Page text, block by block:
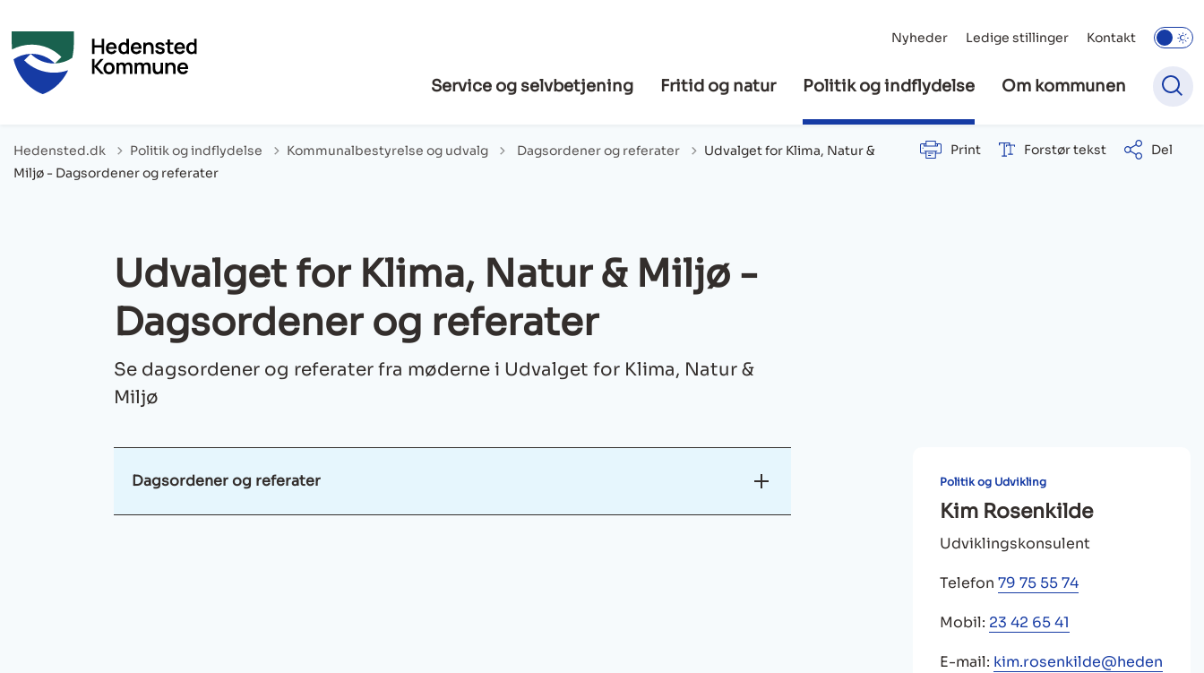
Nyheder Ledige stillinger Kontakt
Service og selvbetjening Fritid og natur Politik og indflydelse Om kommunen
Hedensted.dk Politik og indflydelse Kommunalbestyrelse og udvalg Tilbage til
Dagsordener og referater
Udvalget for Klima, Natur &
Miljø - Dagsordener og referater
Print Forstør tekst Del
Udvalget for Klima, Natur & Miljø -
Dagsordener og referater
Se dagsordener og referater fra møderne i Udvalget for Klima, Natur &
Miljø
Dagsordener og referater Politik og Udvikling
Kim Rosenkilde
Udviklingskonsulent
Telefon79 75 55 74
Mobil: 23 42 65 41
E-mail: kim.rosenkilde@heden